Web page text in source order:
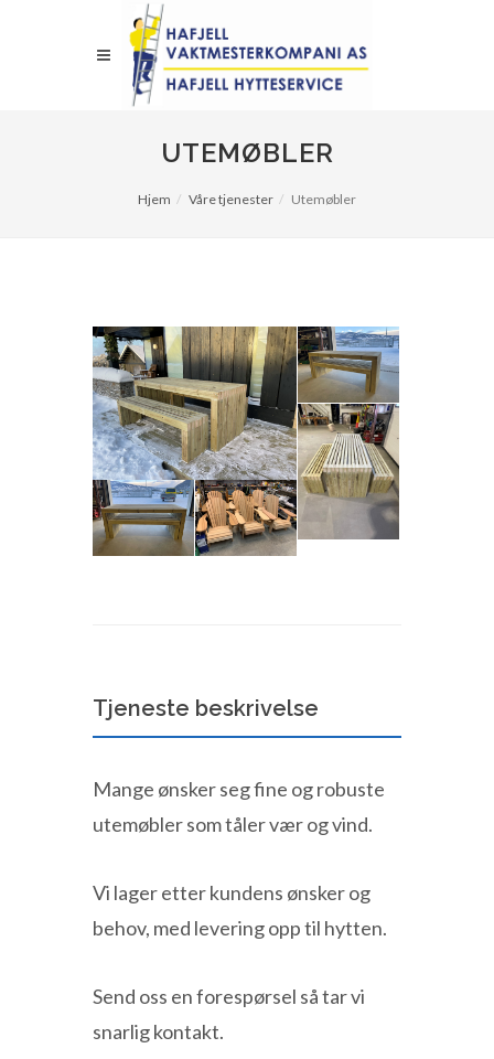
UTEMØBLER
Hjem Våre tjenester Utemøbler
Tjeneste beskrivelse
Mange ønsker seg fine og robuste
utemøbler som tåler vær og vind.
Vi lager etter kundens ønsker og
behov, med levering opp til hytten.
Send oss en forespørsel så tar vi
snarlig kontakt.